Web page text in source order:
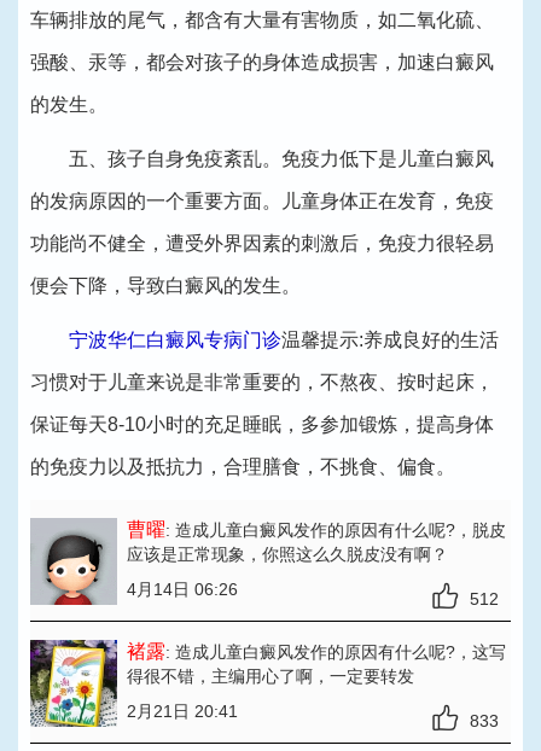
车辆排放的尾气，都含有大量有害物质，如二氧化硫、
强酸、汞等，都会对孩子的身体造成损害，加速白癜风
的发生。
五、孩子自身免疫紊乱。免疫力低下是儿童白癜风
的发病原因的一个重要方面。儿童身体正在发育，免疫
功能尚不健全，遭受外界因素的刺激后，免疫力很轻易
便会下降，导致白癜风的发生。
宁波华仁白癜风专病门诊温馨提示:养成良好的生活
习惯对于儿童来说是非常重要的，不熬夜、按时起床，
保证每天8-10小时的充足睡眠，多参加锻炼，提高身体
的免疫力以及抵抗力，合理膳食，不挑食、偏食。
曹曜: 造成儿童白癜风发作的原因有什么呢?，脱皮
应该是正常现象，你照这么久脱皮没有啊？
4月14日 06:26
512
褚露: 造成儿童白癜风发作的原因有什么呢?，这写
得很不错，主编用心了啊，一定要转发
2月21日 20:41
833